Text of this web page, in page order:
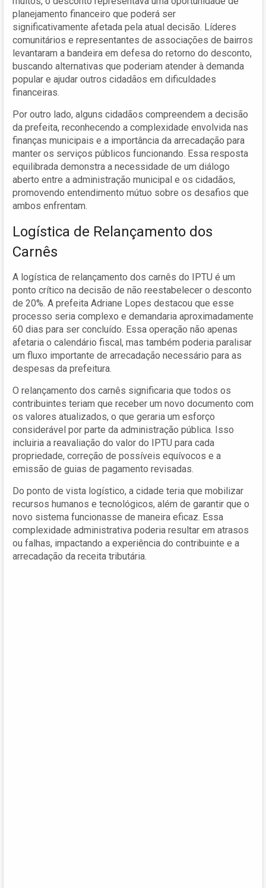
planejamento financeiro que poderá ser
significativamente afetada pela atual decisão. Líderes
comunitários e representantes de associações de bairros
levantaram a bandeira em defesa do retorno do desconto,
buscando alternativas que poderiam atender à demanda
popular e ajudar outros cidadãos em dificuldades
financeiras.
Por outro lado, alguns cidadãos compreendem a decisão
da prefeita, reconhecendo a complexidade envolvida nas
finanças municipais e a importância da arrecadação para
manter os serviços públicos funcionando. Essa resposta
equilibrada demonstra a necessidade de um diálogo
aberto entre a administração municipal e os cidadãos,
promovendo entendimento mútuo sobre os desafios que
ambos enfrentam.
Logística de Relançamento dos
Carnês
A logística de relançamento dos carnês do IPTU é um
ponto crítico na decisão de não reestabelecer o desconto
de 20%. A prefeita Adriane Lopes destacou que esse
processo seria complexo e demandaria aproximadamente
60 dias para ser concluído. Essa operação não apenas
afetaria o calendário fiscal, mas também poderia paralisar
um fluxo importante de arrecadação necessário para as
despesas da prefeitura.
O relançamento dos carnês significaria que todos os
contribuintes teriam que receber um novo documento com
os valores atualizados, o que geraria um esforço
considerável por parte da administração pública. Isso
incluiria a reavaliação do valor do IPTU para cada
propriedade, correção de possíveis equívocos e a
emissão de guias de pagamento revisadas.
Do ponto de vista logístico, a cidade teria que mobilizar
recursos humanos e tecnológicos, além de garantir que o
novo sistema funcionasse de maneira eficaz. Essa
complexidade administrativa poderia resultar em atrasos
ou falhas, impactando a experiência do contribuinte e a
arrecadação da receita tributária.